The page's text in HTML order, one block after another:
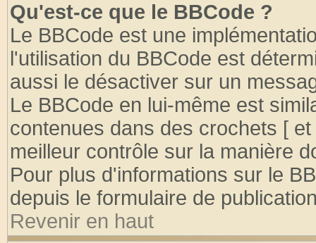
Qu'est-ce que le BBCode ?
Le BBCode est une
l'utilisation du BBCode est
aussi le désactiver sur un
Le BBCode en lui-même est
contenues dans des crochets [
meilleur contrôle sur la manière
Pour plus d'informations sur le
depuis le formulaire de
Revenir en haut